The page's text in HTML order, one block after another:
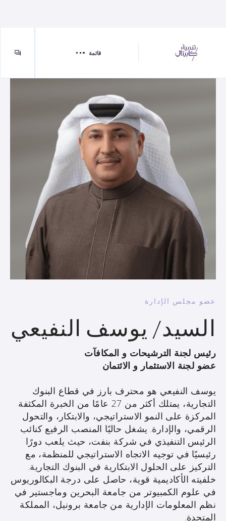
قائمة
عضو مجلس الإدارة
السيد/ يوسف النفيعي
رئيس لجنة الترشيحات و المكافآت
عضو لجنة الاستثمار و الائتمان
يوسف النفيعي هو محترف بارز في قطاع البنوك
التجارية، يمتلك أكثر من 27 عامًا من الخبرة المكثفة
المركزة على النمو الاستراتيجي، والابتكار، والتحول
الرقمي، والإدارة. يشغل حاليًا المنصب الرفيع كنائب
الرئيس التنفيذي في شركة بنفت، حيث يلعب دورًا
رئيسيًا في توجيه الاتجاه الاستراتيجي للمنظمة، مع
التركيز على الحلول الابتكارية في البنوك التجارية.
خلفيته الأكاديمية قوية، حاصل على درجة البكالوريوس
في علوم الكمبيوتر من جامعة البحرين وماجستير في
نظم المعلومات الإدارية من جامعة برونيل، المملكة
المتحدة.